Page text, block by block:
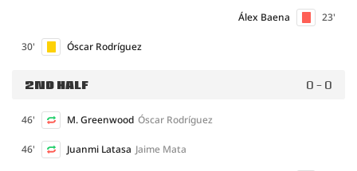
23'
Álex Baena
30' Óscar Rodríguez
2ND HALF 0 - 0
46' M. Greenwood Óscar Rodríguez
46' Juanmi Latasa Jaime Mata